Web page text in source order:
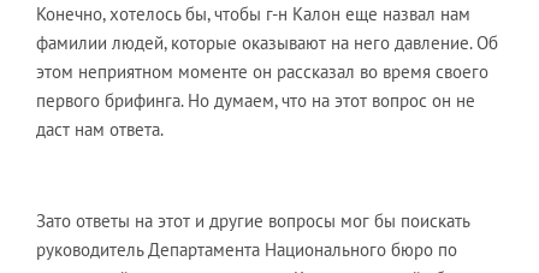
Конечно, хотелось бы, чтобы г-н Калон еще назвал нам
фамилии людей, которые оказывают на него давление. Об
этом неприятном моменте он рассказал во время своего
первого брифинга. Но думаем, что на этот вопрос он не
даст нам ответа.
Зато ответы на этот и другие вопросы мог бы поискать
руководитель Департамента Национального бюро по